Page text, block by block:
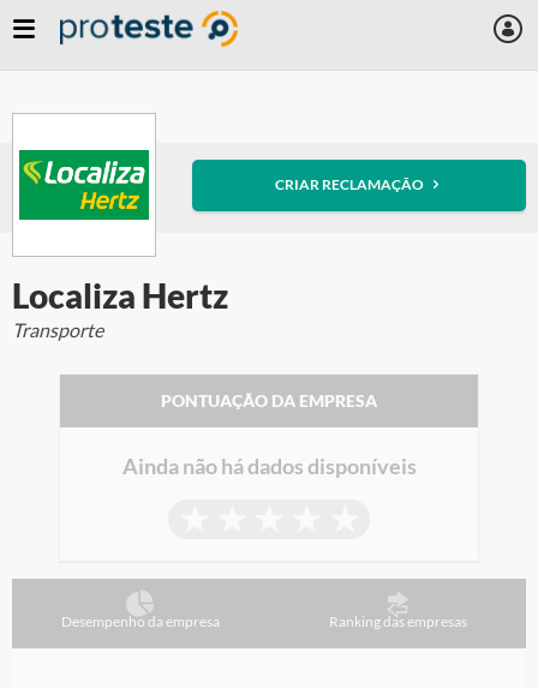
to
CRIAR RECLAMAÇÃO
Localiza Hertz
Transporte
PONTUAÇÃO DA EMPRESA
Ainda não há dados disponíveis
Desempenho da empresa Ranking das empresas